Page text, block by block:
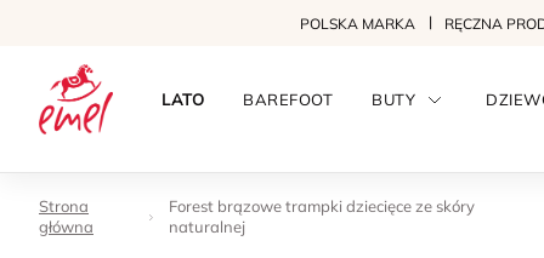
POLSKA MARKA RĘCZNA
LATO BAREFOOT BUTY
Strona
główna
Forest brązowe trampki dziecięce ze skóry
naturalnej